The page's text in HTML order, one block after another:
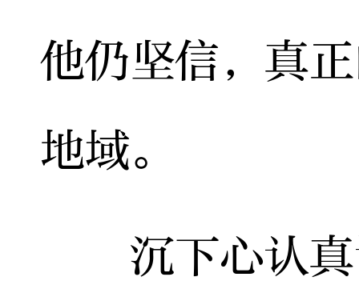
他仍坚信，真
地域。
沉下心认真